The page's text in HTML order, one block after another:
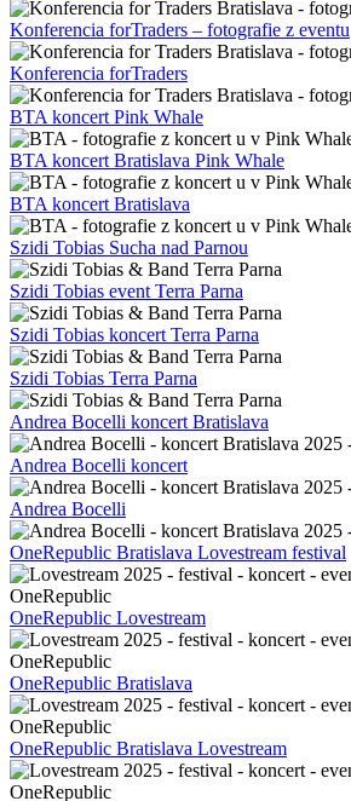
Konferencia forTraders – fotografie z eventu
Konferencia forTraders
BTA koncert Pink Whale
BTA koncert Bratislava Pink Whale
BTA koncert Bratislava
Szidi Tobias Sucha nad Parnou
Szidi Tobias event Terra Parna
Szidi Tobias koncert Terra Parna
Szidi Tobias Terra Parna
Andrea Bocelli koncert Bratislava
Andrea Bocelli koncert
Andrea Bocelli
OneRepublic Bratislava Lovestream festival
OneRepublic Lovestream
OneRepublic Bratislava
OneRepublic Bratislava Lovestream